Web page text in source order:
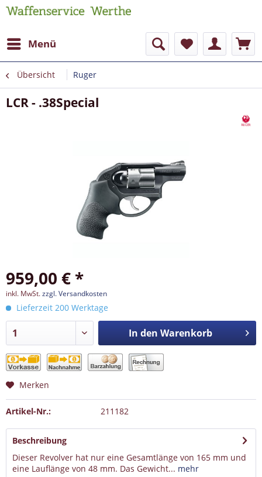
Menü
Übersicht Ruger
LCR - .38Special
959,00 € *
inkl. MwSt.zzgl. Versandkosten
Lieferzeit 200 Werktage
In den Warenkorb
Merken
Artikel-Nr.: 211182
Beschreibung
Dieser Revolver hat nur eine Gesamtlänge von 165 mm und
eine Lauflänge von 48 mm. Das Gewicht... mehr